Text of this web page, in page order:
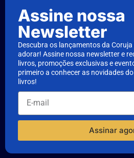
Assine nossa
Newsletter
Descubra os lançamentos da
adorar! Assine nossa newsletter e
livros, promoções exclusivas e
primeiro a conhecer as novidades
livros!
Assinar